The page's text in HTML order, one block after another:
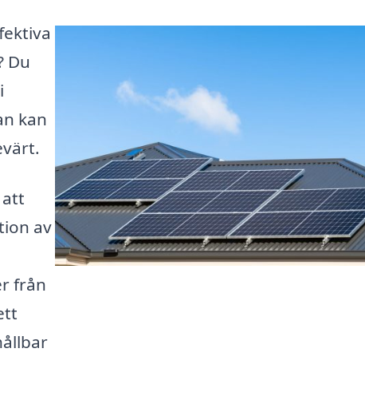
Du
kan
att
av
från